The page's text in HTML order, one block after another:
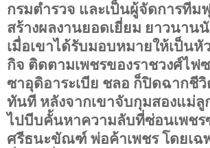
กรมตำรวจ และเป็นผู้จัดการทีม
สร้างผลงานยอดเยี่ยม ยาวนาน
เมื่อเขาได้รับมอบหมายให้เป็นหั
กิจ ติดตามเพชรของราชวงศ์ไฟ
ซาอุดิอาระเบีย ชลอ ก็ปิดฉากชีวิ
ทันที หลังจากเขาจับกุมสองแม่
ไปบีบคั้นหาความลับที่ซ่อนเพชร
ศรีธนะขัณฑ์ พ่อค้าเพชร โดยเฉ